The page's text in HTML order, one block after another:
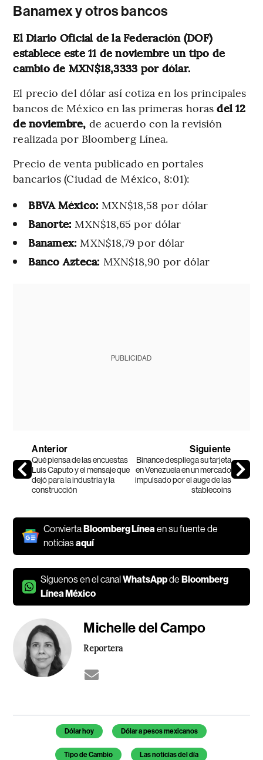
Banamex y otros bancos
El Diario Oficial de la Federación (DOF)
establece este 11 de noviembre un tipo de
cambio de MXN$18,3333 por dólar.
El precio del dólar así cotiza en los principales
bancos de México en las primeras horasdel 12
de noviembre, de acuerdo con la revisión
realizada por Bloomberg Línea.
Precio de venta publicado en portales
bancarios (Ciudad de México, 8:01):
BBVA México: MXN$18,58 por dólar
Banorte: MXN$18,65 por dólar
Banamex: MXN$18,79 por dólar
Banco Azteca: MXN$18,90 por dólar
PUBLICIDAD
Anterior
Qué piensa de las encuestas
Luis Caputo y el mensaje que
dejó para la industria y la
construcción
Siguiente
Binance despliega su tarjeta
en Venezuela en un mercado
impulsado por el auge de las
stablecoins
ConviertaBloomberg Línea en su fuente de
noticiasaquí
Síguenos en el canalWhatsAppdeBloomberg
Línea México
Michelle del Campo
Reportera
Temas de este artículo
Dólar hoy Dólar a pesos mexicanos
Tipo de Cambio Las noticias del día